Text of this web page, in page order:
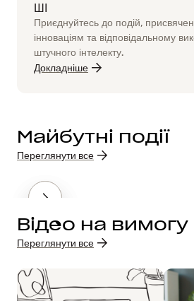
ШІ
Приєднуйтесь до подій,
інноваціям та відповідальному
штучного інтелекту.
Докладніше
Майбутні події
Переглянути все
Відео на вимогу
Переглянути все